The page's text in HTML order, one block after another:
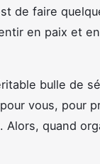
de faire
en paix et
bulle de
vous, pour
quand